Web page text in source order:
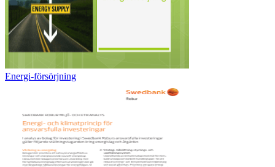
Energi-försörjning